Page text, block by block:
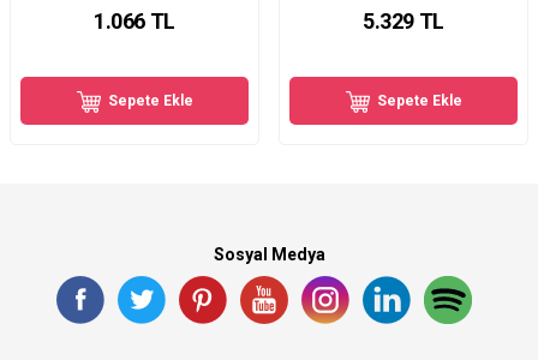
1.066 TL
Sepete Ekle
5.329 TL
Sepete Ekle
Sosyal Medya